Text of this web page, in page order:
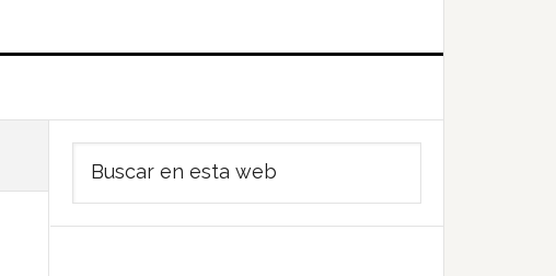
Barra
lateral
principal